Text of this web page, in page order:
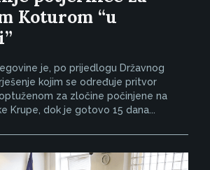
Koturom “u
je, po prijedlogu Državnog
kojim se određuje pritvor
za zločine počinjene na
Krupe, dok je gotovo 15 dana...